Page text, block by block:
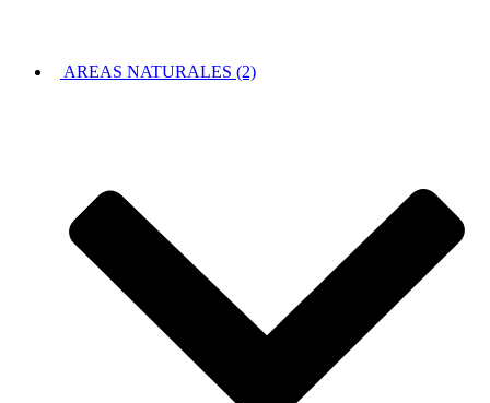
AREAS NATURALES (2)